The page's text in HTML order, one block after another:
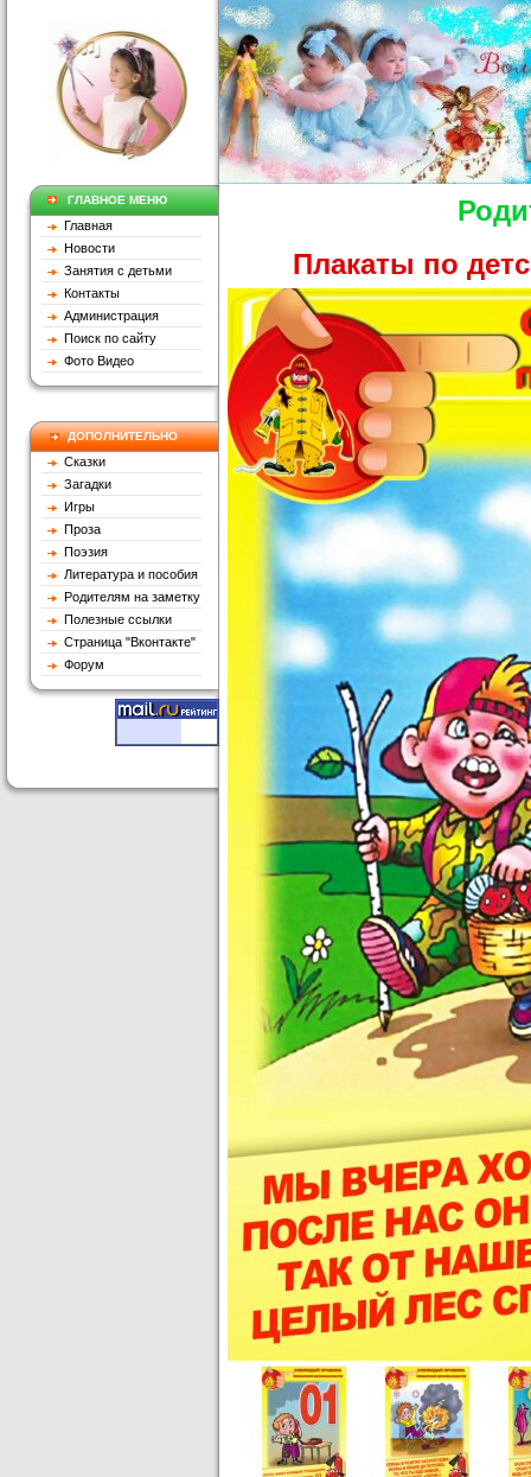
ГЛАВНОЕ МЕНЮ
Главная
Новости
Занятия с детьми
Контакты
Администрация
Поиск по сайту
Фото Видео
ДОПОЛНИТЕЛЬНО
Сказки
Загадки
Игры
Проза
Поэзия
Литература и пособия
Родителям на заметку
Полезные ссылки
Страница "Вконтакте"
Форум
Плакаты по